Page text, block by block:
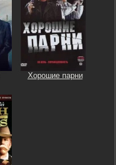
Хорошие парни